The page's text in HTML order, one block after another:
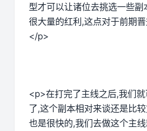
型才可以让诸位去挑选一些
很大量的红利,这点对于前期晋
</p>
<p>在打完了主线之后,我们
了,这个副本相对来谈还是比
也是很快的,我们去做这个主